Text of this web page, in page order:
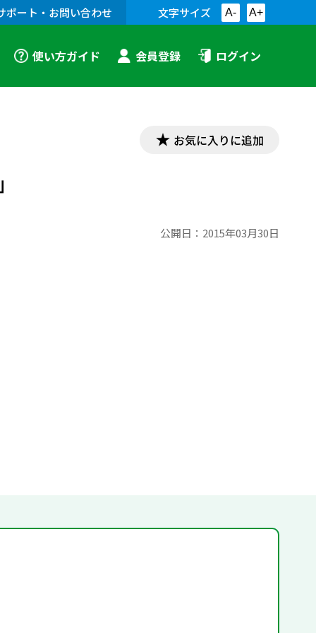
ポート・お問い合わせ 文字サイズ A- A+
使い方ガイド 会員登録 ログイン
お気に入りに追加
公開日： 2015年03月30日